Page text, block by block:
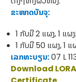
ຂະໜາດບັນຈຸ:
1 ກັບມີ 2 ແຜງ, 1 ແຜ
1 ກັບມີ 50 ແຜງ, 1 ແ
ເລກທະບຽນ:07 L
Download